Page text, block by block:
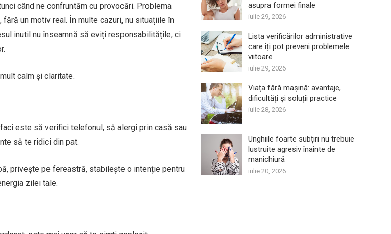
când ne confruntăm cu provocări. Problema
un motiv real. În multe cazuri, nu situațiile în
inutil nu înseamnă să eviți responsabilitățile, ci
calm și claritate.
este să verifici telefonul, să alergi prin casă sau
să te ridici din pat.
privește pe fereastră, stabilește o intenție pentru
zilei tale.
asupra formei finale
iulie 29, 2026
Lista verificărilor administrative
care îți pot preveni problemele
viitoare
iulie 29, 2026
Viața fără mașină: avantaje,
dificultăți și soluții practice
iulie 28, 2026
Unghiile foarte subțiri nu trebuie
lustruite agresiv înainte de
manichiură
iulie 20, 2026